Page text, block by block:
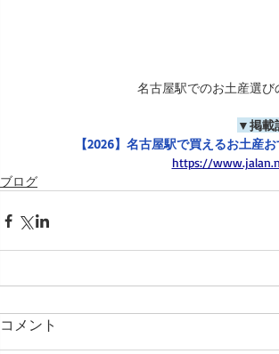
名古屋駅でのお土産選び
▼掲載
【2026】名古屋駅で買えるお土産
https://
ブログ
コメント